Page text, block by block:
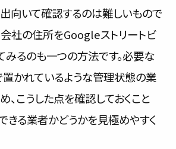
向いて確認するのは難しいもので
会社の住所をGoogleストリートビ
みるのも一つの方法です。必要な
かれているような管理状態の業
、こうした点を確認しておくこと
きる業者かどうかを見極めやすく